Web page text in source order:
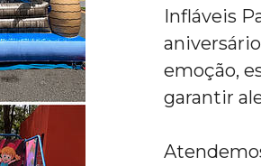
Infláveis
emoção,
garantir